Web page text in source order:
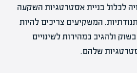
לכלול בניית אסטרטגיות השקעה
המשקיעים צריכים להיות
ולהגיב במהירות לשינויים
שלהם.